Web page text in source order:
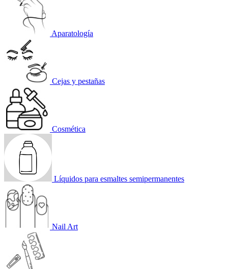
Aparatología
Cejas y pestañas
Cosmética
Líquidos para esmaltes semipermanentes
Nail Art